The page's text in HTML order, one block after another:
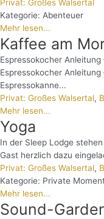
Privat: Großes Walsertal
Kategorie: Abenteuer
Mehr lesen...
Kaffee am
Espressokocher
Espressokocher
Espressokanne...
Privat: Großes Walsertal,
Mehr lesen...
Yoga
In der Sleep Lodge
Gast herzlich dazu
Privat: Großes Walsertal,
Kategorie: Private
Mehr lesen...
Sound-